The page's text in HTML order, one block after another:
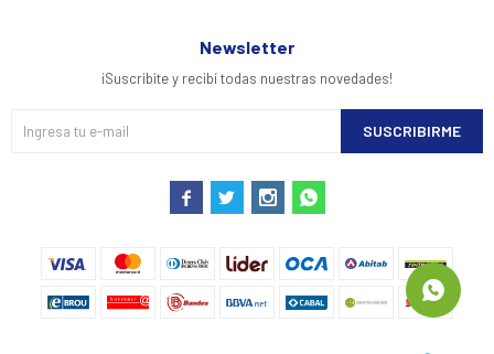
Newsletter
¡Suscribite y recibí todas nuestras novedades!
SUSCRIBIRME
   